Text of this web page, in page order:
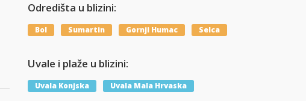
Odredišta u blizini:
Bol Sumartin Gornji Humac Selca
Uvale i plaže u blizini:
Uvala Konjska Uvala Mala Hrvaska